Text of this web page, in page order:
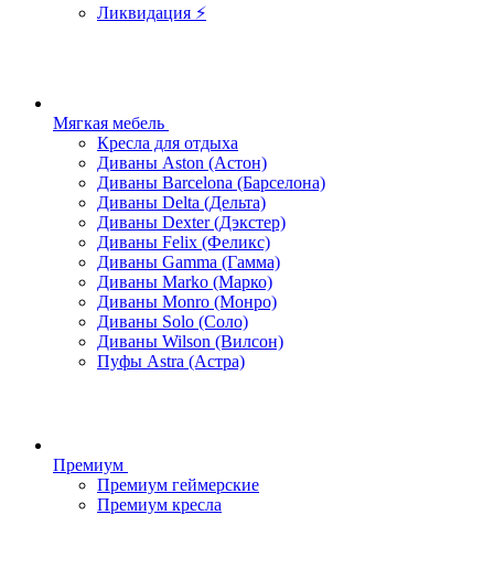
Ликвидация ⚡
Мягкая мебель
Кресла для отдыха
Диваны Aston (Астон)
Диваны Barcelona (Барселона)
Диваны Delta (Дельта)
Диваны Dexter (Дэкстер)
Диваны Felix (Феликс)
Диваны Gamma (Гамма)
Диваны Marko (Марко)
Диваны Monro (Монро)
Диваны Solo (Соло)
Диваны Wilson (Вилсон)
Пуфы Astra (Астра)
Премиум
Премиум геймерские
Премиум кресла